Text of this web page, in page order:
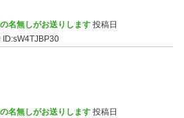
名無しがお送りします 投稿日
ID:sW4TJBP30
名無しがお送りします 投稿日